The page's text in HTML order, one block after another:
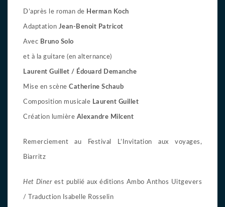
D’après le roman de Herman Koch
Adaptation Jean-Benoit Patricot
Avec Bruno Solo
et à la guitare (en alternance)
Laurent Guillet / Édouard Demanche
Mise en scène Catherine Schaub
Composition musicale Laurent Guillet
Création lumière Alexandre Milcent
Remerciement au Festival L’Invitation aux voyages,
Biarritz
Het Dinerest publié aux éditions Ambo Anthos Uitgevers
/ Traduction Isabelle Rosselin